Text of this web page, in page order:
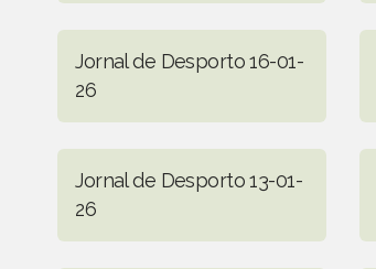
Jornal de Desporto 16-01-
26
Jornal de Desporto 13-01-
26